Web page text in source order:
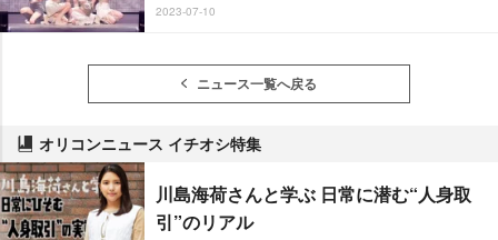
2023-07-10
ニュース一覧へ戻る
オリコンニュース イチオシ特集
川島海荷さんと学ぶ 日常に潜む“人身取
引”のリアル